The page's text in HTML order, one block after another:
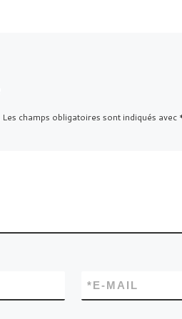
Les champs obligatoires sont indiqués avec
E-MAIL
*